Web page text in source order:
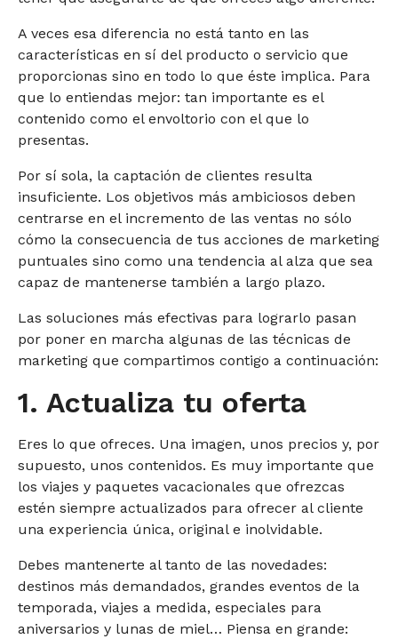
A veces esa diferencia no está tanto en las
características en sí del producto o servicio que
proporcionas sino en todo lo que éste implica. Para
que lo entiendas mejor: tan importante es el
contenido como el envoltorio con el que lo
presentas.
Por sí sola, la captación de clientes resulta
insuficiente. Los objetivos más ambiciosos deben
centrarse en el incremento de las ventas no sólo
cómo la consecuencia de tus acciones de marketing
puntuales sino como una tendencia al alza que sea
capaz de mantenerse también a largo plazo.
Las soluciones más efectivas para lograrlo pasan
por poner en marcha algunas de las técnicas de
marketing que compartimos contigo a continuación:
1. Actualiza tu oferta
Eres lo que ofreces. Una imagen, unos precios y, por
supuesto, unos contenidos. Es muy importante que
los viajes y paquetes vacacionales que ofrezcas
estén siempre actualizados para ofrecer al cliente
una experiencia única, original e inolvidable.
Debes mantenerte al tanto de las novedades:
destinos más demandados, grandes eventos de la
temporada, viajes a medida, especiales para
aniversarios y lunas de miel… Piensa en grande: